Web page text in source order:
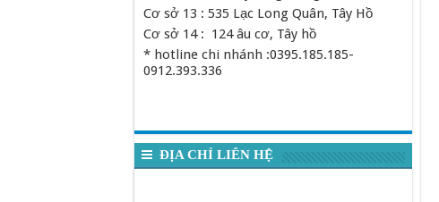
Cơ sở 13 : 535 Lạc Long Quân, Tây Hồ
Cơ sở 14 : 124 âu cơ, Tây hồ
* hotline chi nhánh :0395.185.185-
0912.393.336
ĐỊA CHỈ LIÊN HỆ